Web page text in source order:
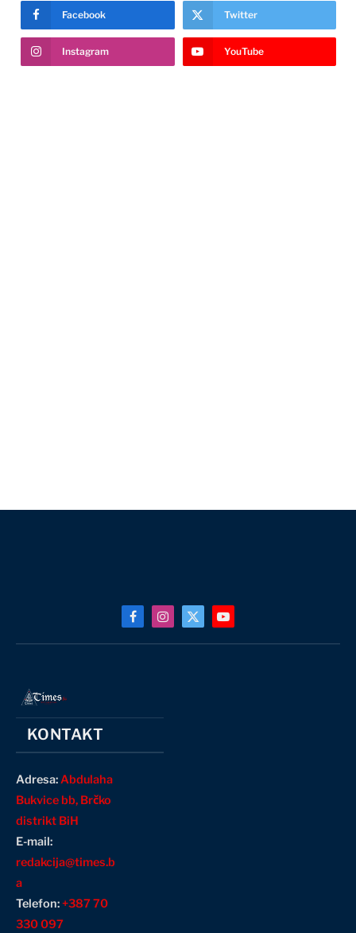
Facebook Twitter
Instagram YouTube
FacebookInstagram
X
(Twitter)
YouTube
KONTAKT
Adresa:Abdulaha
Bukvice bb, Brčko
distrikt BiH
E-mail:
redakcija@times.b
a
Telefon:+387 70
330 097